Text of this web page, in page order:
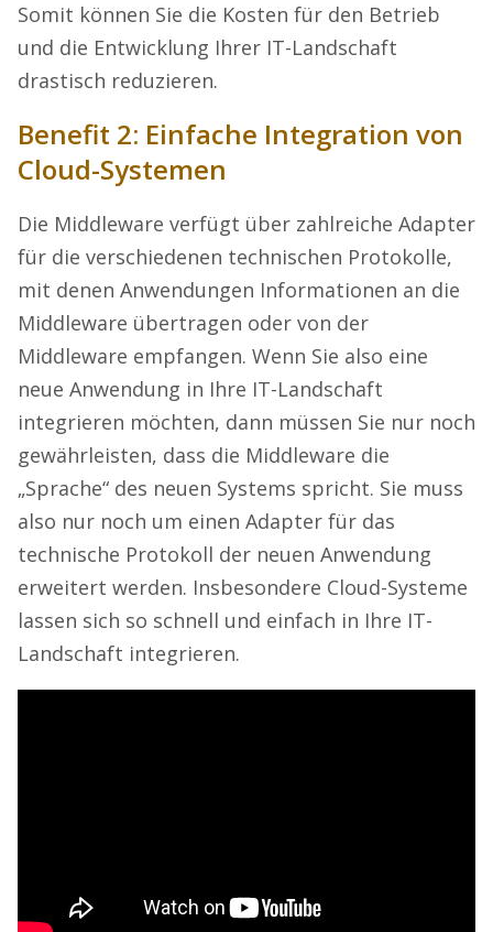
Somit können Sie die Kosten für den Betrieb
und die Entwicklung Ihrer IT-Landschaft
drastisch reduzieren.
Benefit 2: Einfache Integration von
Cloud-Systemen
Die Middleware verfügt über zahlreiche Adapter
für die verschiedenen technischen Protokolle,
mit denen Anwendungen Informationen an die
Middleware übertragen oder von der
Middleware empfangen. Wenn Sie also eine
neue Anwendung in Ihre IT-Landschaft
integrieren möchten, dann müssen Sie nur noch
gewährleisten, dass die Middleware die
„Sprache“ des neuen Systems spricht. Sie muss
also nur noch um einen Adapter für das
technische Protokoll der neuen Anwendung
erweitert werden. Insbesondere Cloud-Systeme
lassen sich so schnell und einfach in Ihre IT-
Landschaft integrieren.